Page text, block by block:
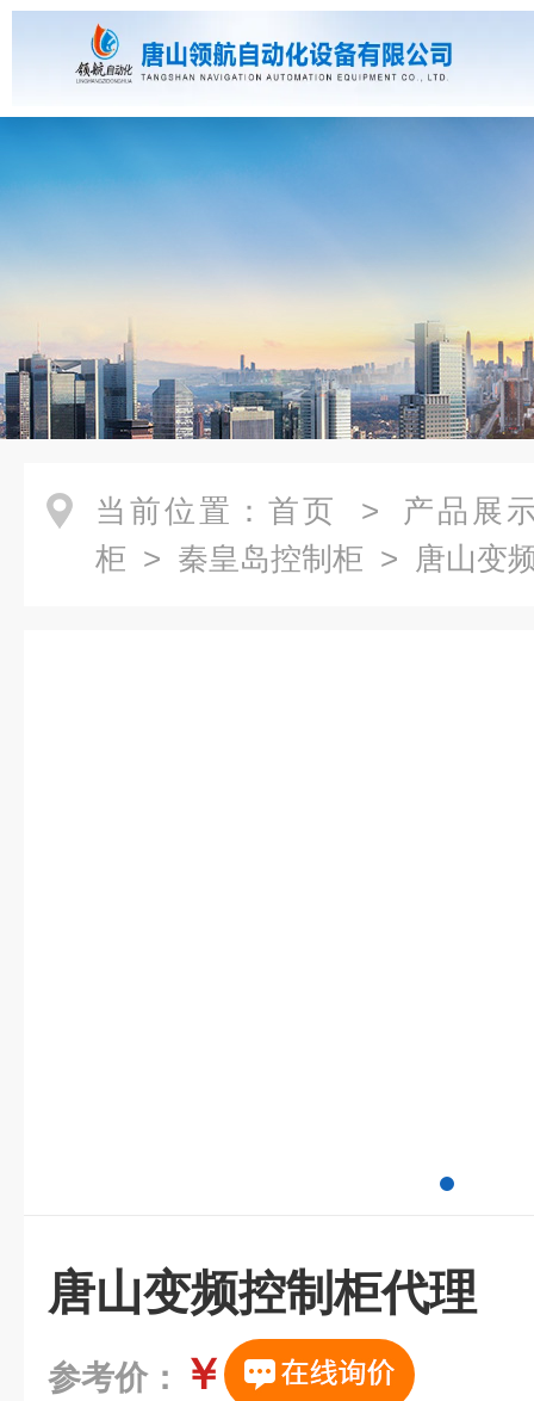
当前位置： 首页 > 产品展
柜 > 秦皇岛控制柜 > 唐山变
唐山变频控制柜代理
参考价： ￥